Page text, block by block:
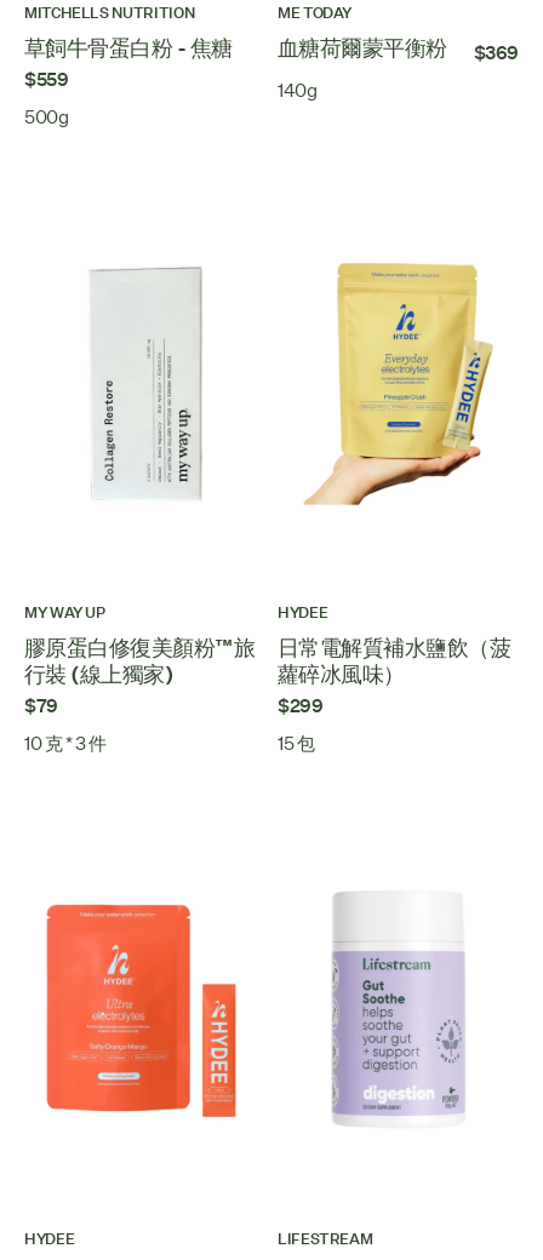
MITCHELLS NUTRITION
草飼牛骨蛋白粉 - 焦糖
$559
500g
ME TODAY
血糖荷爾蒙平衡粉 $369
140g
MY WAY UP
膠原蛋白修復美顏粉™旅
行裝 (線上獨家)
$79
10 克 * 3 件
HYDEE
日常電解質補水鹽飲（菠
蘿碎冰風味）
$299
15 包
HYDEE LIFESTREAM